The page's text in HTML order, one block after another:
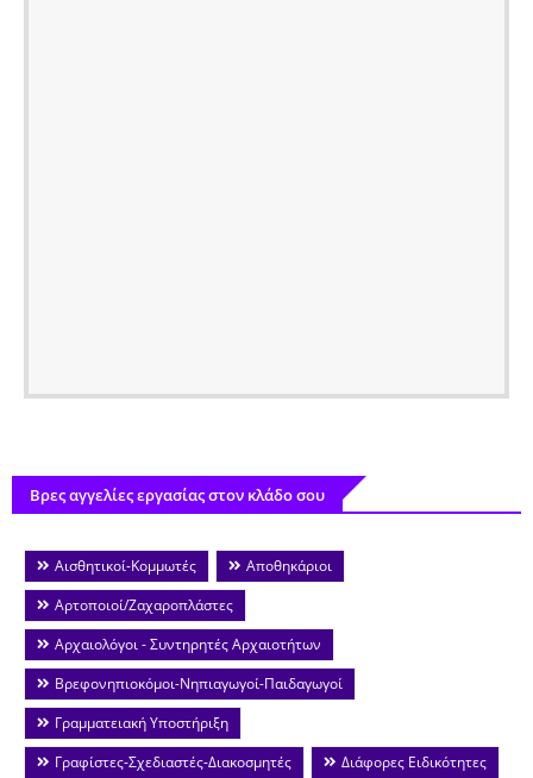
Βρες αγγελίες εργασίας στον κλάδο σου
Αισθητικοί-Κομμωτές
Αποθηκάριοι
Αρτοποιοί/Ζαχαροπλάστες
Αρχαιολόγοι - Συντηρητές Αρχαιοτήτων
Βρεφονηπιοκόμοι-Νηπιαγωγοί-Παιδαγωγοί
Γραμματειακή Υποστήριξη
Γραφίστες-Σχεδιαστές-Διακοσμητές
Διάφορες Ειδικότητες